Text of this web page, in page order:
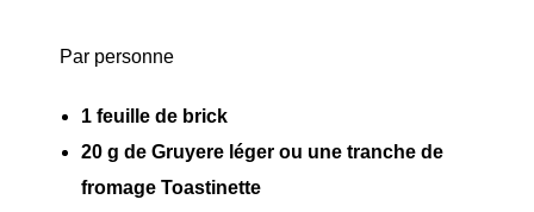
Par personne
1 feuille de brick
20 g de Gruyere léger ou une tranche de
fromage Toastinette